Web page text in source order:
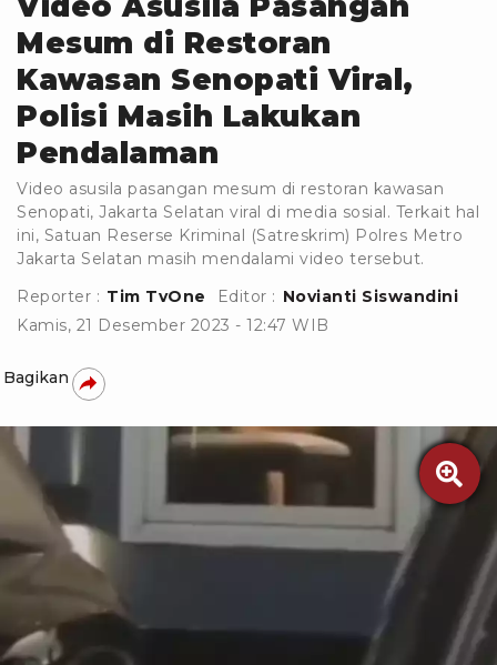
Mesum di Restoran
Kawasan Senopati Viral,
Polisi Masih Lakukan
Pendalaman
Video asusila pasangan mesum di restoran kawasan
Senopati, Jakarta Selatan viral di media sosial. Terkait hal
ini, Satuan Reserse Kriminal (Satreskrim) Polres Metro
Jakarta Selatan masih mendalami video tersebut.
Reporter : Tim TvOne Editor : Novianti Siswandini
Kamis, 21 Desember 2023 - 12:47 WIB
Bagikan
